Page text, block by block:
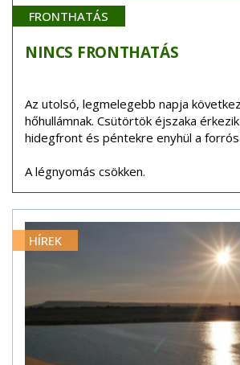
FRONTHATÁS
NINCS FRONTHATÁS
Az utolsó, legmelegebb napja
hőhullámnak. Csütörtök éjszaka
hidegfront és péntekre enyhül a
A légnyomás csökken.
HÍREK